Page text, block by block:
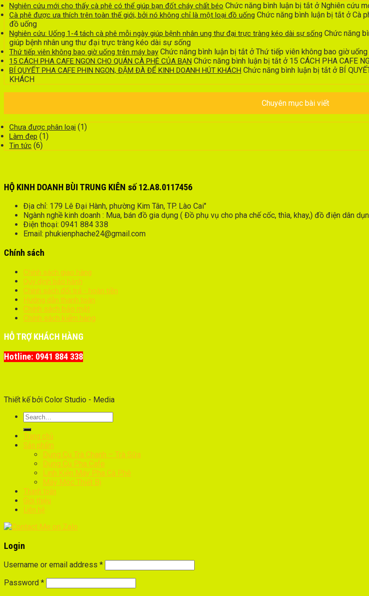
Nghiên cứu mới cho thấy cà phê có thể giúp bạn đốt cháy chất béo Chức năng bình luận bị tắt ở Nghiên cứu
Cà phê được ưa thích trên toàn thế giới, bởi nó không chỉ là một loại đồ uống Chức năng bình luận bị tắt ở Cà
đồ uống
Nghiên cứu: Uống 1-4 tách cà phê mỗi ngày giúp bệnh nhân ung thư đại trực tràng kéo dài sự sống Chức năng
giúp bệnh nhân ung thư đại trực tràng kéo dài sự sống
Thứ tiếp viên không bao giờ uống trên máy bay Chức năng bình luận bị tắt ở Thứ tiếp viên không bao giờ
15 CÁCH PHA CAFE NGON CHO QUÁN CÀ PHÊ CỦA BẠN Chức năng bình luận bị tắt ở 15 CÁCH PHA CAFE
BÍ QUYẾT PHA CAFE PHIN NGON, ĐẬM ĐÀ ĐỂ KINH DOANH HÚT KHÁCH Chức năng bình luận bị tắt ở BÍ
KHÁCH
Chuyên mục bài viết
Chưa được phân loại (1)
Làm đẹp (1)
Tin tức (6)
HỘ KINH DOANH BÙI TRUNG KIÊN số 12.A8.0117456
Địa chỉ: 179 Lê Đại Hành, phường Kim Tân, TP. Lào Cai"
Ngành nghề kinh doanh : Mua, bán đồ gia dụng ( Đồ phụ vụ cho pha chế cốc, thìa, khay,) đồ điện dân
Điện thoại: 0941 884 338
Email: phukienphache24@gmail.com
Chính sách
Chính sách giao hàng
Quy dịnh bảo hành
Chính sách đổi trả - hoàn tiền
Hướng dẫn thanh toán
Chính sách bảo mật
Chính sách kiểm hàng
HỖ TRỢ KHÁCH HÀNG
Hotline: 0941 884 338
Thiết kế bởi Color Studio - Media
Trang chủ
Sản phẩm
Dụng Cụ Trà Chanh – Trà Sữa
Dụng Cụ Pha Cafe
Linh Kiện Máy Pha Cà Phê
Máy Móc Thiết Bị
Thanh toán
Giới thiệu
Liên hệ
Login
Username or email address *
Password *